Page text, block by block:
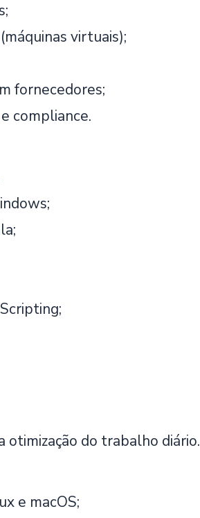
virtuais);
fornecedores;
compliance.
otimização do trabalho diário.
e macOS;